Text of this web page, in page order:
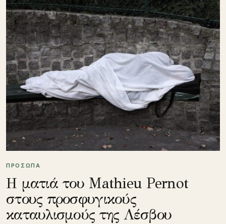
ΠΡΟΣΩΠΑ
Η ματιά του Mathieu Pernot
στους προσφυγικούς
καταυλισμούς της Λέσβου